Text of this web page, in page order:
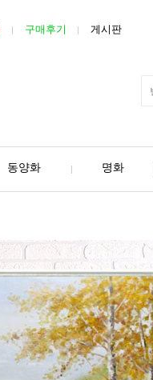
구매후기 게시판
동양화 명화